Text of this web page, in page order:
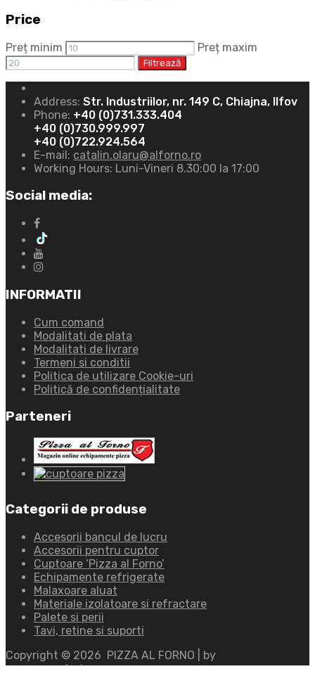
Price
Preț minim Preț maxim
Filtrează
Address: Str. Industriilor, nr. 149 C, Chiajna, Ilfov
Phone: +40 (0)731.333.404
+40 (0)730.999.997
+40 (0)722.924.564
E-mail: catalin.olaru@alforno.ro
Working Hours: Luni-Vineri 8.30:00 la 17:00
Social media:
INFORMATII
Cum comand
Modalitati de plata
Modalitati de livrare
Termeni si conditii
Politica de utilizare Cookie-uri
Politică de confidențialitate
Parteneri
Categorii de produse
Accesorii bancul de lucru
Accesorii pentru cuptor
Cuptoare ‘Pizza al Forno’
Echipamente refrigerate
Malaxoare aluat
Materiale izolatoare si refractare
Palete si perii
Tavi, retine si suporti
Copyright © 2026 PIZZA AL FORNO | by
www.ayandesign.ro